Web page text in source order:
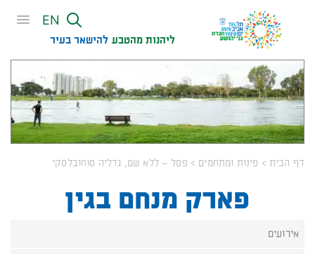
מֻפְעֶלֶת
מַעֲרֶכֶת
נָגִישׁ
בִּקְלִיק
הַמְּסַיַּעַת
לִנְגִישׁוּת
EN
ליהנות מהטבע להישאר בעיר​
דף הבית > פינות ומתחמים > פסל – ללא שם, גדליה סוחובלסקי
פארק מנחם בגין
אירועים